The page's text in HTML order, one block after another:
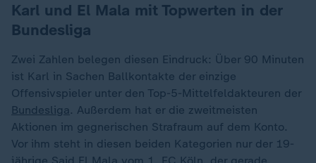
Karl und El Mala mit Topwerten in der
Bundesliga
Zwei Zahlen belegen diesen Eindruck: Über 90 Minuten
ist Karl in Sachen Ballkontakte der einzige
Offensivspieler unter den Top-5-Mittelfeldakteuren der
Bundesliga . Außerdem hat er die zweitmeisten
Aktionen im gegnerischen Strafraum auf dem Konto.
Vor ihm steht in diesen beiden Kategorien nur der 19-